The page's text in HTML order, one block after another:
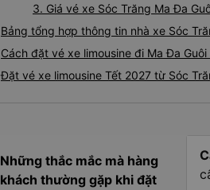
3. Giá vé xe Sóc Trăng Ma Đa
Bảng tổng hợp thông tin nhà xe Sóc
Cách đặt vé xe limousine đi Ma Đa
Đặt vé xe limousine Tết 2027 từ Sóc
Những thắc mắc mà hàng
khách thường gặp khi đặt